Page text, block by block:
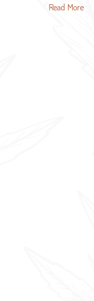
Read More